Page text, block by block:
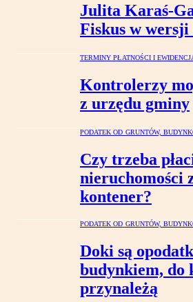
Julita Karaś-
Fiskus w
TERMINY PŁATNOŚCI I
Kontrolerzy
z urzędu gminy
PODATEK OD GRUNTÓW,
Czy trzeba
nieruchomości
kontener?
PODATEK OD GRUNTÓW,
Doki są
budynkiem, do
przynależą